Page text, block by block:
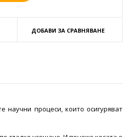
ДОБАВИ ЗА СРАВНЯВАНЕ
научни процеси, които осигуряват